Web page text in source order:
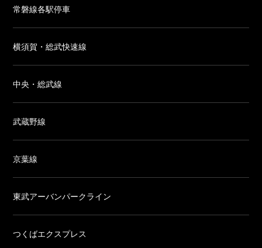
常磐線各駅停車
横須賀・総武快速線
中央・総武線
武蔵野線
京葉線
東武アーバンパークライン
つくばエクスプレス